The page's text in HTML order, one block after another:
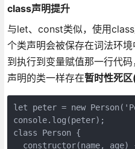
class声明提升
与let、const类似，使用
个类声明会被保存在词法环
到执行到变量赋值那一行代
声明的类一样存在暂时性死
let peter = new
console.log(peter);
class Person {
constructor(name, age)